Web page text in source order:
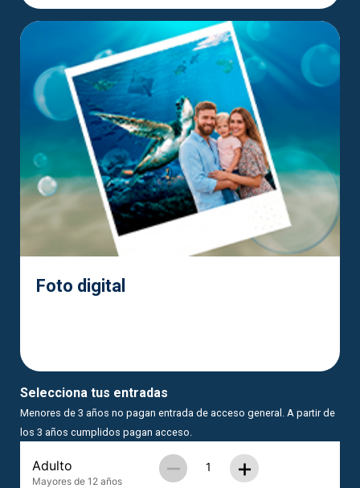
Foto digital
Selecciona tus entradas
Menores de 3 años no pagan entrada de acceso general. A partir de
los 3 años cumplidos pagan acceso.
Adulto
Mayores de 12 años – +